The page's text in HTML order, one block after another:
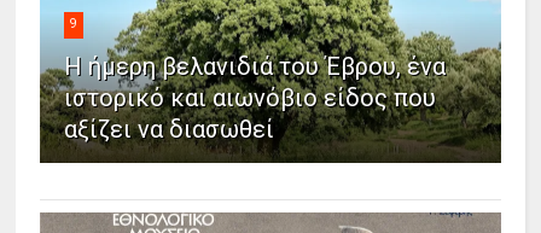
9
Η ήμερη βελανιδιά του Έβρου, ένα
ιστορικό και αιωνόβιο είδος που
αξίζει να διασωθεί